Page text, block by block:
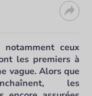
notamment ceux
les premiers à
vague. Alors que
les